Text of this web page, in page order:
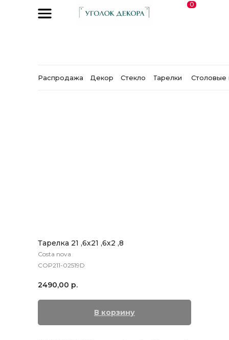
0
Распродажа Декор Столовые
Стекло Тарелки
Тарелка 21 ,6х21 ,6х2 ,8
Costa nova
COP211-02519D
2490,00 р.
В корзину